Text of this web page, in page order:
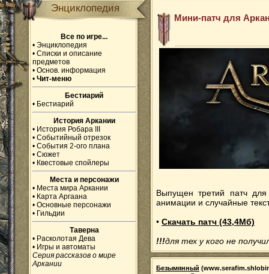
Энциклопедия
Все по игре...
• Энциклопедия
• Списки и описание
предметов
• Основ. информация
• Чит-меню
Бестиарий
• Бестиарий
История Аркании
• История Робара III
• Событийный отрезок
• События 2-ого плана
• Сюжет
• Квестовые спойлеры
Места и персонажи
• Места мира Аркании
• Карта Аргаана
• Основные персонажи
• Гильдии
Таверна
• Расколотая Дева
• Игры и автоматы
Серия рассказов о мире
Аркании
Мини-патч для
Выпущен третий патч
анимации и случайные
• Скачать патч (43,4Мб)
!!!для тех у кого не
Безымянный